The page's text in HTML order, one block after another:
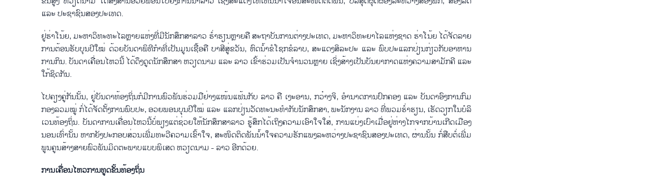
ແລະ ປະ​ຊາ​ຊົນ​ສອງ​ປະ​ເທດ.
ຢູ່​ຮ່າ​ໂນ້ຍ, ​ມະ​ຫາ​ວິ​ທະ​ທະໄລຫຼາຍແຫ່ງທີ່ມີ​ນັກ​ສຶກ​ສາ​ລາວ ຮ່ຳຮຽນຫຼາຍ​​ຄື ສະ​ຖາ​ບັນ​ການ​ຕ່າງ​ປະ​ເທດ, ມະ​ຫາ​ວິ​ທະ​ຍາ​ໄລ​ແຫ່ງ​ຊາດ ຮ່າ​ໂນ້ຍ ໄດ້​ຈັດ​ລາຍ​
ການ​ຕ້ອນ​ຮັບ​ບຸນ​ປີ​ໃໝ່ ດ້ວຍ​ບັນ​ດາ​ພິ​ທີ​ກຳ​ທີ່​ເປັນ​ມູນ​ເຊື້ອ​ຄື ບາ​ສີ​ສູ່​ຂວັນ, ຫົດ​ນ້ຳ​ຂໍ​ໂຊກ​ຂໍ​ລາບ, ສະ​ແດງ​ສິ​ລະ​ປະ ແລະ ພົບ​ປະ​ແລກ​ປ່ຽນກ່ຽວກັບ​ອາ​ຫານ​
ການ​ກິນ. ບັນ​ດາ​ເຄື່ອນ​ໄຫວ​ນີ້ ໄດ້ດ​ຶງ​ດູດ​​ນັກ​ສຶກ​ສາ ຫວຽດ​ນາມ ແລະ ລາວ ​ເຂົ້າ​ຮ່ວມ​ເປັນ​ຈຳ​ນວນຫຼາຍ ເຊິ່ງ​ສ້າງເປັນ​ບັນ​ຍາ​ກາດແຫ່ງຄວາມ​ສາ​ມັກ​ຄີ ແລະ
ໃກ້​ຊິດກັນ.
ໄປ​ຄຽງ​ຄູ່​ກັນ​ນັ້ນ, ຢູ່​ບັນ​ດາ​ທ້ອງ​ຖິ່ນກໍ​ມີ​ການ​ພົວ​ພັນ​ຮ່ວມ​ມື​ຢ່າງແໜ້ນ​ແຟ້ນ​ກັບ ລາວ ​ຄື ເງະ​ອານ, ກວ໋າງ​ຈິ, ອຳ​ນາດ​ການ​ປົກ​ຄອງ ແລະ ບັນ​ດາ​ອົງ​ການ​ກົມ
ກອງລວມໝູ່ ກໍ່​ໄດ້​ຈັດ​ຕັ້ງ​ການ​ພົບ​ປະ, ອວຍ​ພອນ​ບຸນ​ປີ​ໃໝ່ ແລະ ແລກ​ປ່ຽນ​ວັດ​ທະ​ນະ​ທຳ​ກັບ​ນັກ​ສຶກ​ສາ, ພະ​ນັກ​ງານ ​ລາວ ທີ່ພວມ​ຮ່ຳ​ຮຽນ, ເຮັດ​ວຽກໃນ​ບໍ​ລິ​
ເວນ​ທ້ອງ​ຖິ່ນ. ບັນ​ດາ​ການ​ເຄື່ອນ​ໄຫວນ​ີ້​ບໍ່​ພຽງ​ແຕ່​ຊ່ວຍໃຫ້​ນັກ​ສຶກ​ສາ​ລາວ ຮູ້​ສຶກ​ໄດ້​ເຖິງຄວາມ​ເອົາ​ໃຈ​ໃສ່, ການ​ແບ່ງ​ເບົາ​ເມື່ອ​ຢູ່​ຫ່າງ​ໄກ​ຈາກບ້ານ​ເກີດ​ເມືອງ
ນອນ​ເທົ່າ​ນັ້ນ ຫາກ​ຍັງ​ປະ​ກອບ​ສ່ວນ​ເພີ່​ມ​ທະ​ວີ​ຄວາມ​ເຂົ້າ​ໃຈ, ສະ​ໜິດ​ຕິດ​ພັນ​ນ້ຳ​ໃຈ​ຄວາມ​ຮັກ​ແພງ​ລະ​ຫວ່າງ​ປະ​ຊາ​ຊົນ​ສອງ​ປະ​ເທດ, ຜ່ານ​ນັ້​ນ​ ກໍ່ສືບ​ຕໍ່​ເພີ່ມ​
ພູນ​ຄູນ​ສ້າງ​ສາຍ​ພົວ​ພັນ​ມິ​ດ​ຕະ​ພາບ​ແບບ​ພິ​ເສດ ຫວຽດ​ນາມ - ລາວ ​ອີກ​ດ້ວຍ.
ການ​ເຄື່ອນ​ໄຫວກາ​ນ​ທູດ​ຂັ້ນ​ທ້ອງ​ຖິ່ນ